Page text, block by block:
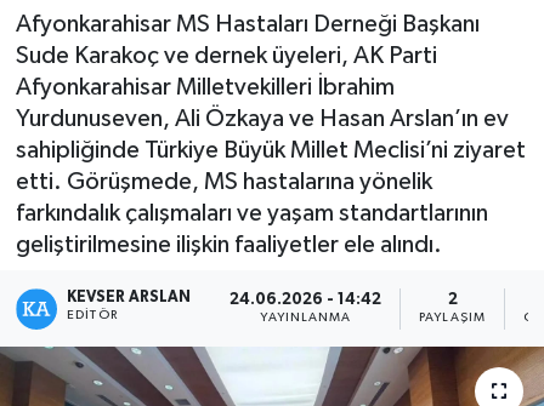
Afyonkarahisar MS Hastaları Derneği Başkanı
Sude Karakoç ve dernek üyeleri, AK Parti
Afyonkarahisar Milletvekilleri İbrahim
Yurdunuseven, Ali Özkaya ve Hasan Arslan’ın ev
sahipliğinde Türkiye Büyük Millet Meclisi’ni ziyaret
etti. Görüşmede, MS hastalarına yönelik
farkındalık çalışmaları ve yaşam standartlarının
geliştirilmesine ilişkin faaliyetler ele alındı.
KEVSER ARSLAN
EDITÖR
24.06.2026 - 14:42
YAYINLANMA
2
PAYLAŞIM
Kültür - Sanat
Yaşam